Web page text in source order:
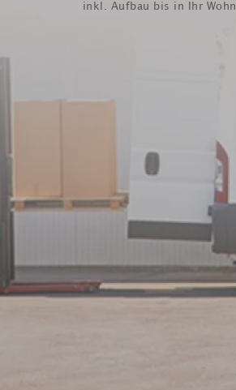
inkl. Aufbau bis in Ihr